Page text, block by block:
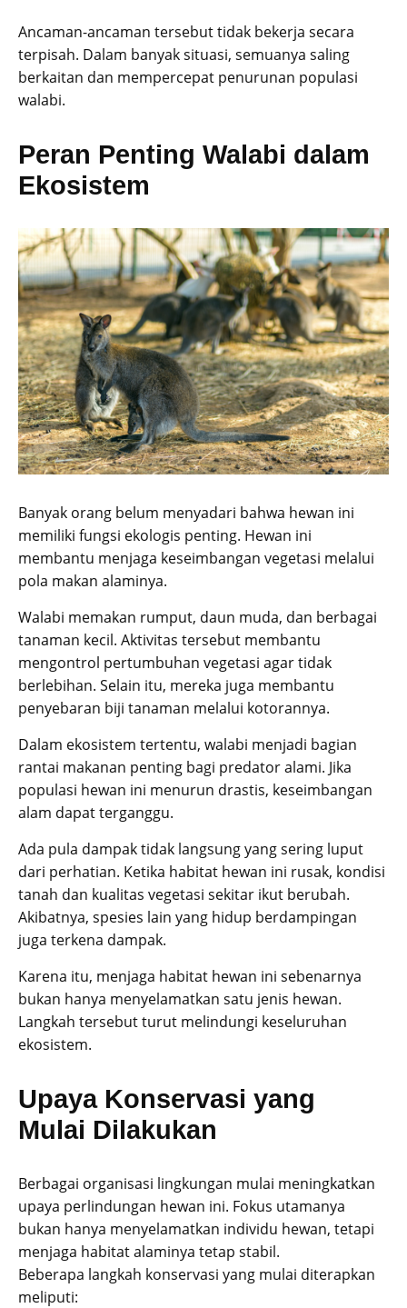
Ancaman-ancaman tersebut tidak bekerja secara
terpisah. Dalam banyak situasi, semuanya saling
berkaitan dan mempercepat penurunan populasi
walabi.
Peran Penting Walabi dalam
Ekosistem
Banyak orang belum menyadari bahwa hewan ini
memiliki fungsi ekologis penting. Hewan ini
membantu menjaga keseimbangan vegetasi melalui
pola makan alaminya.
Walabi memakan rumput, daun muda, dan berbagai
tanaman kecil. Aktivitas tersebut membantu
mengontrol pertumbuhan vegetasi agar tidak
berlebihan. Selain itu, mereka juga membantu
penyebaran biji tanaman melalui kotorannya.
Dalam ekosistem tertentu, walabi menjadi bagian
rantai makanan penting bagi predator alami. Jika
populasi hewan ini menurun drastis, keseimbangan
alam dapat terganggu.
Ada pula dampak tidak langsung yang sering luput
dari perhatian. Ketika habitat hewan ini rusak, kondisi
tanah dan kualitas vegetasi sekitar ikut berubah.
Akibatnya, spesies lain yang hidup berdampingan
juga terkena dampak.
Karena itu, menjaga habitat hewan ini sebenarnya
bukan hanya menyelamatkan satu jenis hewan.
Langkah tersebut turut melindungi keseluruhan
ekosistem.
Upaya Konservasi yang
Mulai Dilakukan
Berbagai organisasi lingkungan mulai meningkatkan
upaya perlindungan hewan ini. Fokus utamanya
bukan hanya menyelamatkan individu hewan, tetapi
menjaga habitat alaminya tetap stabil.
Beberapa langkah konservasi yang mulai diterapkan
meliputi: